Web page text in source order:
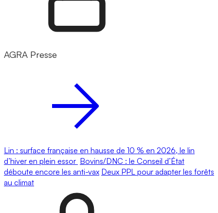
AGRA Presse
Lin : surface française en hausse de 10 % en 2026, le lin
d’hiver en plein essor Bovins/DNC : le Conseil d’État
déboute encore les anti-vax Deux PPL pour adapter les forêts
au climat